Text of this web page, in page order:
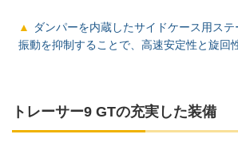
ダンパーを内蔵したサイドケース用ス
振動を抑制することで、高速安定性と旋回
トレーサー9 GTの充実した装備